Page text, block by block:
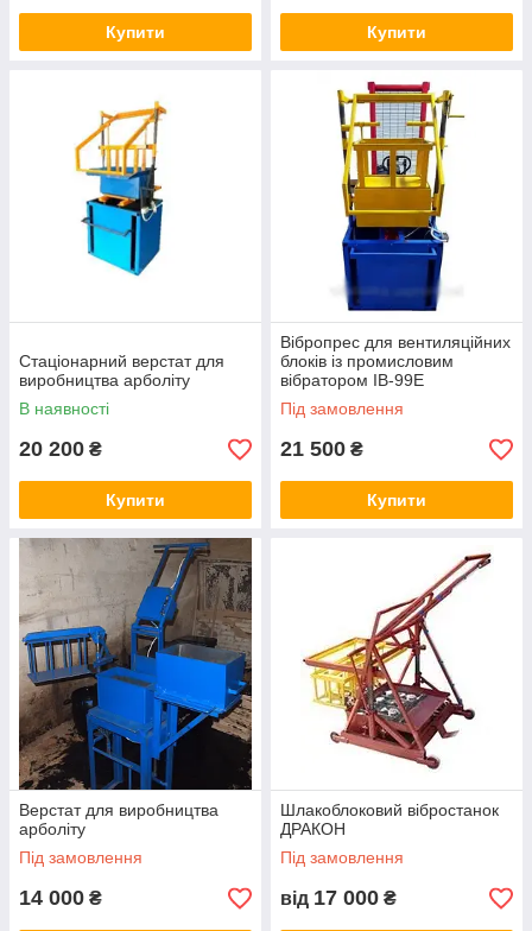
Купити Купити
Стаціонарний верстат для
виробництва арболіту
В наявності
20 200 ₴
Купити
Вібропрес для вентиляційних
блоків із промисловим
вібратором ІВ-99Е
Під замовлення
21 500 ₴
Купити
Верстат для виробництва
арболіту
Під замовлення
14 000 ₴
Шлакоблоковий вібростанок
ДРАКОН
Під замовлення
від 17 000 ₴